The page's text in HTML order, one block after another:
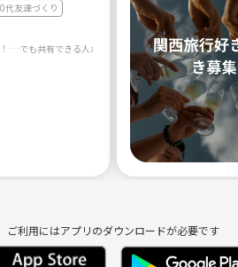
代友達づくり
ご利用にはアプリのダウンロードが必要です